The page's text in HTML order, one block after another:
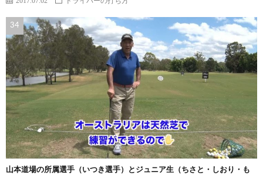
山本道場の所属選手（いつき選手）とジュニア生（ちさと・しおり・も